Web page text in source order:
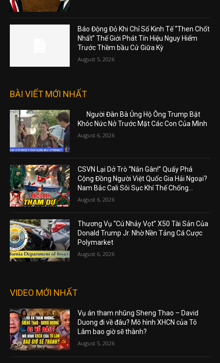
Báo Động Đỏ Khi Chỉ Số Kinh Tế “Then Chốt
Nhất” Thế Giới Phát Tín Hiệu Nguy Hiểm
Trước Thềm bầu Cử Giữa Kỳ
August 5, 2026
BÀI VIẾT MỚI NHẤT
Người Đàn Bà Ủng Hộ Ông Trump Bật
Khóc Nức Nở Trước Mặt Các Con Của Mình
August 6, 2026
CSVN Lại Dở Trò “Nắn Gân!” Quấy Phá
Cộng Đồng Người Việt Quốc Gia Hải Ngoại?
Nam Bắc Cali Sôi Sục Khí Thế Chống...
August 6, 2026
Thương Vụ “Cú Nhảy Vọt” X50 Tài Sản Của
Donald Trump Jr. Nhờ Nền Tảng Cá Cược
Polymarket
August 6, 2026
VIDEO MỚI NHẤT
Vụ án tham nhũng Sheng Thao – David
Duong đi về đâu? Mô hình XHCN của Tô
Lâm bao giờ sẽ thành?
August 5, 2026